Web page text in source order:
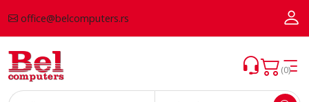
office@belcomputers.rs
(0)